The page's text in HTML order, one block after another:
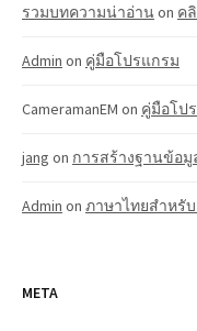
รวมบทความน่าอ่านon ค
Admin on คู่มือโปรแกรม
CameramanEM on คู่มือโป
jang on การสร้างฐานข้อมู
Admin on ภาษาไทยสำหรับ
META